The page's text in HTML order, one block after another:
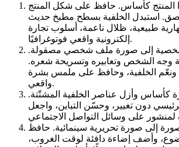
المنتج كأساس. حافظ على شكل المنتج
استبدل الخلفية بسطح مطبخ حديث
طبيعية، ظلال ناعمة، أسلوب تجارة
إلكترونية واقعي فوتوغرافيًا.
إلى صورة ملف شخصي مصقولة.
وجه الشخص وتعابيره وتسريحة شعره.
ونعّم الخلفية، وحافظ على ملمس بشرة
واقعي.
كأساس وأزل عناصر الخلفية المشتّتة.
دون تغيير، وحسّن التباين، واجعل
إلى صورة تحريرية سينمائية. حافظ
وأضف إضاءة دافئة لوقت الغروب،